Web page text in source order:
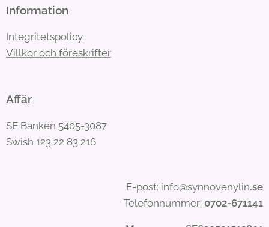
Information
Integritetspolicy
Villkor och föreskrifter
Affär
SE Banken 5405-3087
Swish 123 22 83 216
E-post: info@synnovenylin.se
Telefonnummer: 0702-671141